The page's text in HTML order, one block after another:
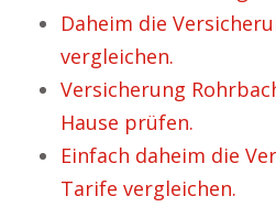
Daheim die
vergleichen.
Versicherung
Hause prüfen.
Einfach daheim die
Tarife vergleichen.